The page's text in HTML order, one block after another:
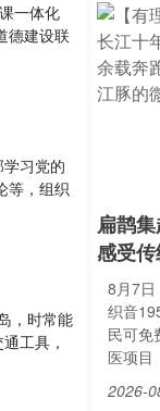
一体化
德建设联
习党的
等，组织
，时常能
工具，
扁鹊
感受
8月7日
织音
民可免
医项目
2026-